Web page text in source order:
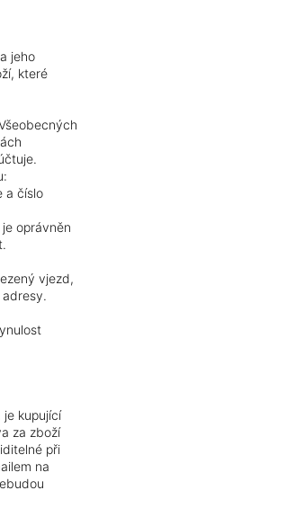
jeho
které
a číslo
oprávněn
vjezd,
je kupující
za zboží
při
na